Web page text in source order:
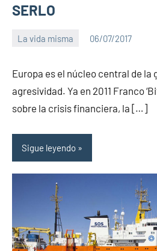
SERLO
La vida misma 06/07/2017
Europa es el núcleo central de la
agresividad. Ya en 2011 Franco
sobre la crisis financiera, la […]
Sigue leyendo